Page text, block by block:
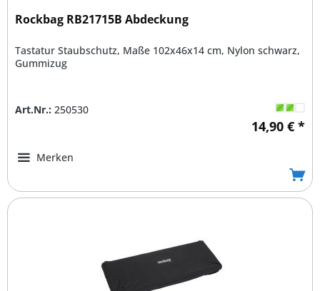
Rockbag RB21715B Abdeckung
Tastatur Staubschutz, Maße 102x46x14 cm, Nylon schwarz,
Gummizug
Art.Nr.: 250530
14,90 € *
Merken